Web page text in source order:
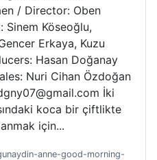
/ Director: Oben
Sinem Köseoğlu,
Erkaya, Kuzu
Hasan Doğanay
Nuri Cihan Özdoğan
İki
koca bir çiftlikte
için...
anne-good-morning-